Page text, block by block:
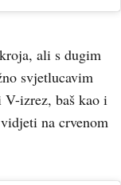
ali s dugim
svjetlucavim
izrez, baš kao i
na crvenom